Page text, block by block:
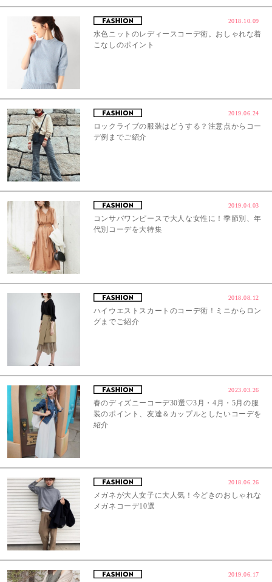
2018.10.09
水色ニットのレディースコーデ術。おしゃれな着
こなしのポイント
2019.06.24
ロックライブの服装はどうする？注意点からコー
デ例までご紹介
2019.04.03
コンサバワンピースで大人な女性に！季節別、年
代別コーデを大特集
2018.08.12
ハイウエストスカートのコーデ術！ミニからロン
グまでご紹介
2023.03.26
春のディズニーコーデ30選♡3月・4月・5月の服
装のポイント、友達＆カップルとしたいコーデを
紹介
2018.06.26
メガネが大人女子に大人気！今どきのおしゃれな
メガネコーデ10選
2019.06.17